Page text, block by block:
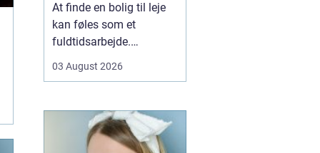
At finde en bolig til leje
kan føles som et
fuldtidsarbejde.
priserne varierer, og det
gennemskue, hvad du
egentlig får for pengene.
Samtidig fylder
03 August 2026